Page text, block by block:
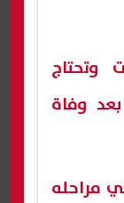
وتحتاج
وفاة
مراحله